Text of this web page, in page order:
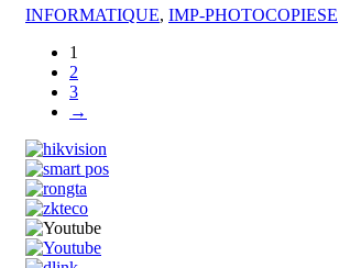
INFORMATIQUE, IMP-PHOTOCOPIESE
1
2
3
→